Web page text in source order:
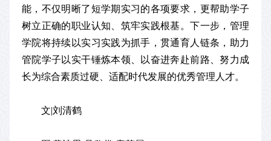
能，不仅明晰了短学期实习的各项要求，更帮助学子
树立正确的职业认知、筑牢实践根基。下一步，管理
学院将持续以实习实践为抓手，贯通育人链条，助力
管院学子以实干锤炼本领、以奋进奔赴前路、努力成
长为综合素质过硬、适配时代发展的优秀管理人才。
文|刘清鹤